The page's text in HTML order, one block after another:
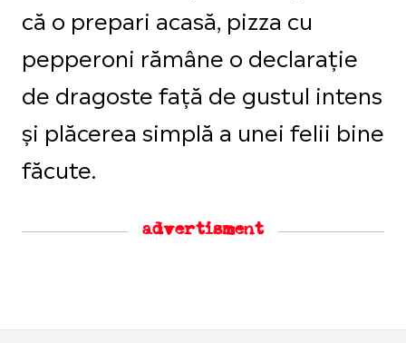
că o prepari acasă, pizza cu
pepperoni rămâne o declarație
de dragoste față de gustul intens
și plăcerea simplă a unei felii bine
făcute.
advertisment